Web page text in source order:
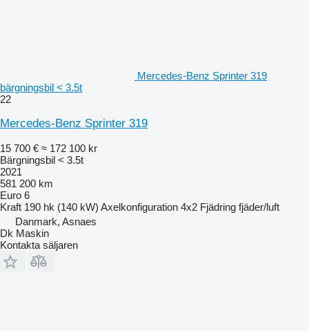
Mercedes-Benz Sprinter 319
bärgningsbil < 3.5t
22
Mercedes-Benz Sprinter 319
15 700 € ≈ 172 100 kr
Bärgningsbil < 3.5t
2021
581 200 km
Euro 6
Kraft 190 hk (140 kW) Axelkonfiguration 4x2 Fjädring fjäder/luft
Danmark, Asnaes
Dk Maskin
Kontakta säljaren